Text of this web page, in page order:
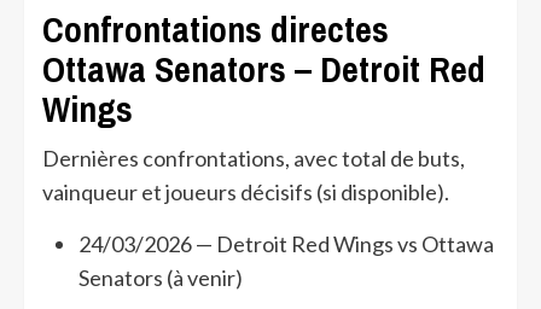
Confrontations directes
Ottawa Senators – Detroit Red
Wings
Dernières confrontations, avec total de buts,
vainqueur et joueurs décisifs (si disponible).
24/03/2026 — Detroit Red Wings vs Ottawa
Senators (à venir)